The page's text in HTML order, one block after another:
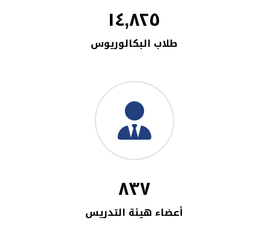
١٤,٨٢٥
طلاب البكالوريوس
٨٣٧
أعضاء هيئة التدريس